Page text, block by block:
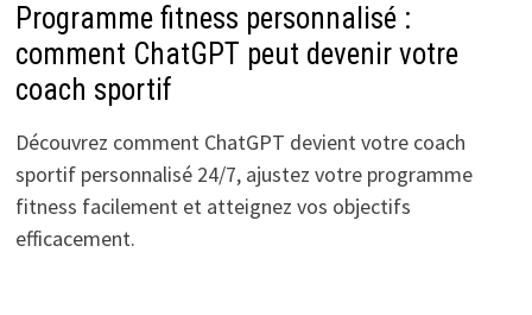
Programme fitness personnalisé :
comment ChatGPT peut devenir votre
coach sportif
Découvrez comment ChatGPT devient votre coach
sportif personnalisé 24/7, ajustez votre programme
fitness facilement et atteignez vos objectifs
efficacement.